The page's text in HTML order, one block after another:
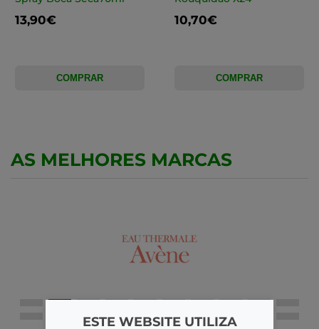
13,90€
COMPRAR
10,70€
COMPRAR
AS MELHORES MARCAS
ESTE WEBSITE UTILIZA